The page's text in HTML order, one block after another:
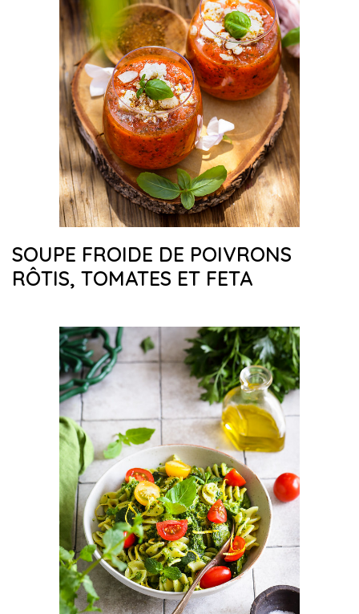
SOUPE FROIDE DE POIVRONS
RÔTIS, TOMATES ET FETA